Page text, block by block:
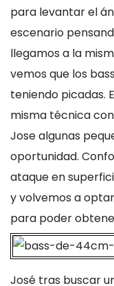
para levantar el
escenario
llegamos a la
vemos que los
teniendo picadas.
misma técnica
Jose algunas
oportunidad.
ataque en
y volvemos a
para poder
José tras buscar